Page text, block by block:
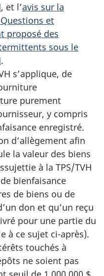
, et l’avis sur la
Questions et
proposé des
sous le
.
s’applique, de
purement
y compris
enregistré.
d’allègement afin
la valeur des biens
à la TPS/TVH
bienfaisance
de biens ou de
don et qu’un reçu
pour une partie du
à ce sujet ci-après).
touchés à
ne soient pas